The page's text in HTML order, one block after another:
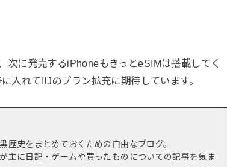
に発売するiPhoneもきっとeSIMは搭載してく
入れてIIJのプラン拡充に期待しています。
歴史をまとめておくための自由なブログ。
主に日記・ゲームや買ったものについての記事を気ま